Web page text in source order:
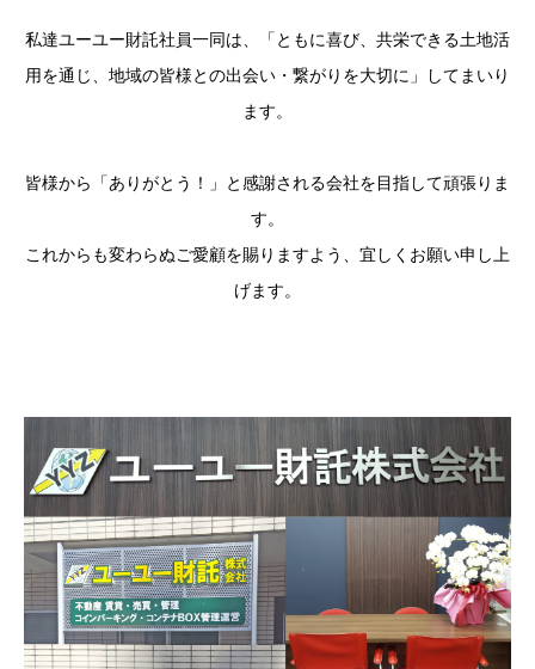
私達ユーユー財託社員一同は、「ともに喜び、共栄できる土地活
用を通じ、地域の皆様との出会い・繋がりを大切に」してまいり
ます。
皆様から「ありがとう！」と感謝される会社を目指して頑張りま
す。
これからも変わらぬご愛顧を賜りますよう、宜しくお願い申し上
げます。